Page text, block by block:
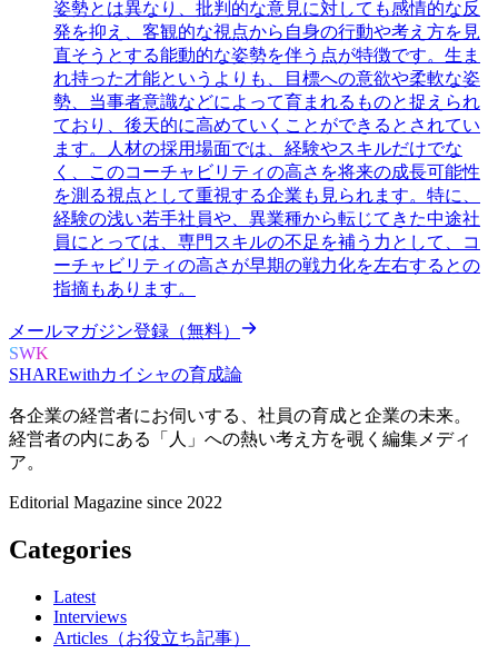
姿勢とは異なり、批判的な意見に対しても感情的な反
発を抑え、客観的な視点から自身の行動や考え方を見
直そうとする能動的な姿勢を伴う点が特徴です。生ま
れ持った才能というよりも、目標への意欲や柔軟な姿
勢、当事者意識などによって育まれるものと捉えられ
ており、後天的に高めていくことができるとされてい
ます。人材の採用場面では、経験やスキルだけでな
く、このコーチャビリティの高さを将来の成長可能性
を測る視点として重視する企業も見られます。特に、
経験の浅い若手社員や、異業種から転じてきた中途社
員にとっては、専門スキルの不足を補う力として、コ
ーチャビリティの高さが早期の戦力化を左右するとの
指摘もあります。
メールマガジン登録（無料）
SWK
SHAREwithカイシャの育成論
各企業の経営者にお伺いする、 社員の育成と企業の未来。
経営者の内にある
「人」への熱い考え方を覗く 編集メディ
ア。
Editorial Magazine since 2022
Categories
Latest
Interviews
Articles（お役立ち記事）